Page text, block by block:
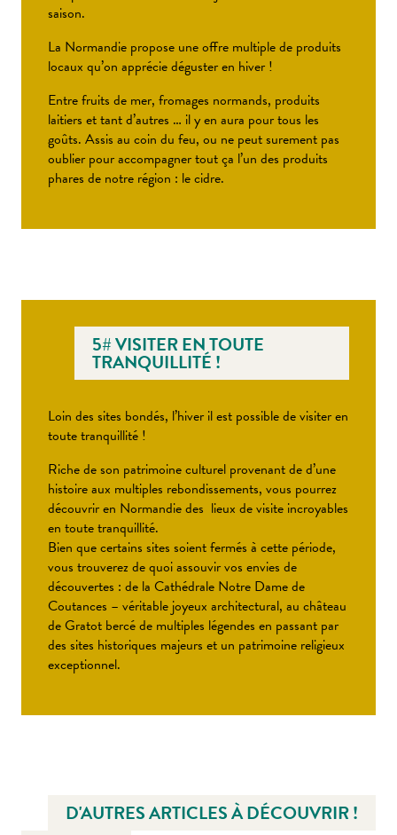
saison.
La Normandie propose une offre multiple de produits
locaux qu’on apprécie déguster en hiver !
Entre fruits de mer, fromages normands, produits
laitiers et tant d’autres … il y en aura pour tous les
goûts. Assis au coin du feu, ou ne peut surement pas
oublier pour accompagner tout ça l’un des produits
phares de notre région : le cidre.
5# VISITER EN TOUTE
TRANQUILLITÉ !
Loin des sites bondés, l’hiver il est possible de visiter en
toute tranquillité !
Riche de son patrimoine culturel provenant de d’une
histoire aux multiples rebondissements, vous pourrez
découvrir en Normandie des lieux de visite incroyables
en toute tranquillité.
Bien que certains sites soient fermés à cette période,
vous trouverez de quoi assouvir vos envies de
découvertes : de la Cathédrale Notre Dame de
Coutances – véritable joyeux architectural, au château
de Gratot bercé de multiples légendes en passant par
des sites historiques majeurs et un patrimoine religieux
exceptionnel.
D'AUTRES ARTICLES À DÉCOUVRIR !